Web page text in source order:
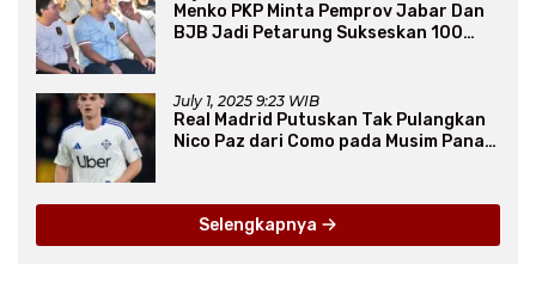
Menko PKP Minta Pemprov Jabar Dan
BJB Jadi Petarung Sukseskan 100
July 1, 2025 9:23 WIB
Real Madrid Putuskan Tak Pulangkan
Nico Paz dari Como pada Musim Panas
Selengkapnya